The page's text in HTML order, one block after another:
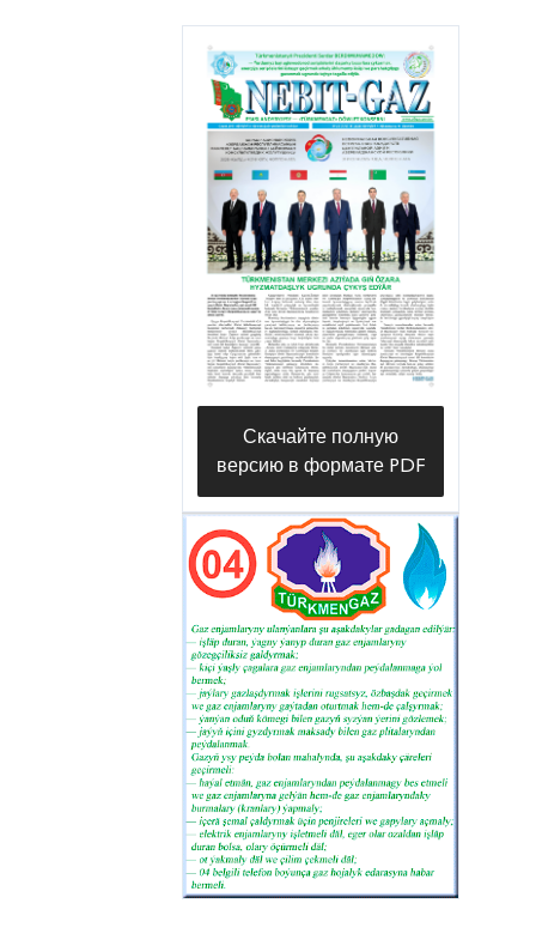
Скачайте полную
версию в формате PDF